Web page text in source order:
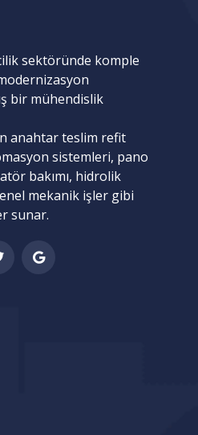
sektöründe komple
bir mühendislik
anahtar teslim refit
sistemleri, pano
bakımı, hidrolik
mekanik işler gibi
sunar.